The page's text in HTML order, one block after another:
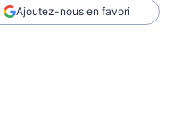
Ajoutez-nous en favori